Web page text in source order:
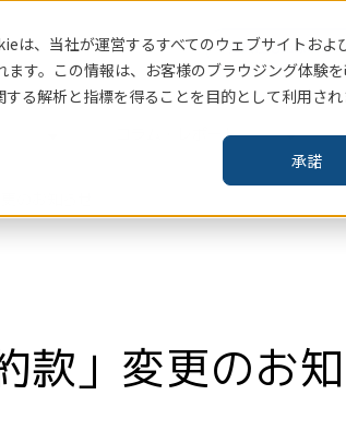
は、当社が運営するすべてのウェブサイトおよ
す。この情報は、お客様のブラウジング体験
る解析と指標を得ることを目的として利用され
承諾
賃貸住宅指標はこ
コラム・レポート
款」変更のお